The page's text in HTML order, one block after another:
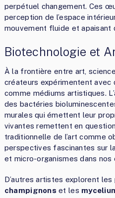
perpétuel changement. Ces
perception de l’espace
mouvement fluide et apaisant
Biotechnologie et
À la frontière entre art,
créateurs expérimentent avec
comme médiums artistiques.
des bactéries
murales qui émettent leur
vivantes remettent en
traditionnelle de l’art comme
perspectives fascinantes sur
et micro-organismes dans
D’autres artistes explorent
champignons et les